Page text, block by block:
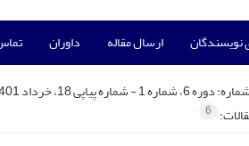
نویسندگان ارسال مقاله داوران
دوره 6، شماره 1 - شماره پیاپی 18، خرداد 1401، صفحه 1-190
6